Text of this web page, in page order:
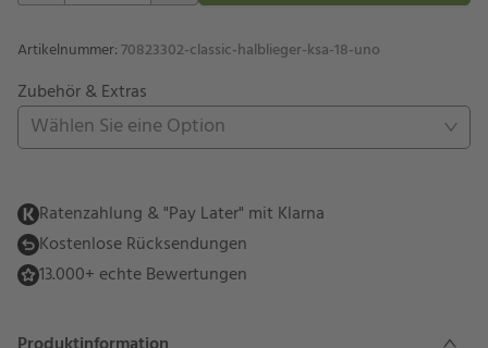
Artikelnummer:70823302-classic-halblieger-ksa-18-uno
Zubehör & Extras
Wählen Sie eine Option
Ratenzahlung & "Pay Later" mit Klarna
Kostenlose Rücksendungen
13.000+ echte Bewertungen